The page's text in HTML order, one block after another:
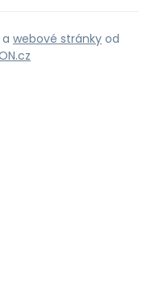
a webové stránky od